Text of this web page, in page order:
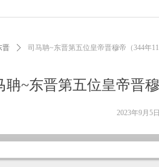
聃~东晋第五位皇帝晋
2023年9月5日
晋 ꄲ 司马聃~东晋第五位皇帝晋穆帝（344年11